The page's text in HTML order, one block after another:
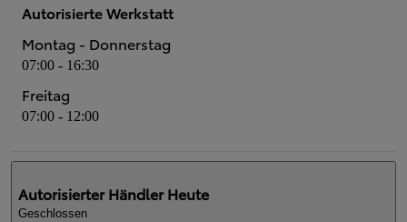
Autorisierte Werkstatt
Montag - Donnerstag
07:00 - 16:30
Freitag
07:00 - 12:00
Autorisierter Händler Heute
Geschlossen